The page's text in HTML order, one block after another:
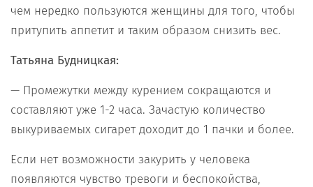
чем нередко пользуются женщины для того, чтобы
притупить аппетит и таким образом снизить вес.
Татьяна Будницкая:
— Промежутки между курением сокращаются и
составляют уже 1-2 часа. Зачастую количество
выкуриваемых сигарет доходит до 1 пачки и более.
Если нет возможности закурить у человека
появляются чувство тревоги и беспокойства,